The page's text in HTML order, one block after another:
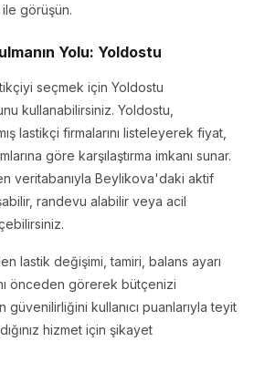
görüşün.
Yolu: Yoldostu
seçmek için Yoldostu
kullanabilirsiniz. Yoldostu,
lastikçi firmalarını listeleyerek fiyat,
göre karşılaştırma imkanı sunar.
veritabanıyla Beylikova'daki aktif
randevu alabilir veya acil
lastik değişimi, tamiri, balans ayarı
önceden görerek bütçenizi
güvenilirliğini kullanıcı puanlarıyla teyit
hizmet için şikayet